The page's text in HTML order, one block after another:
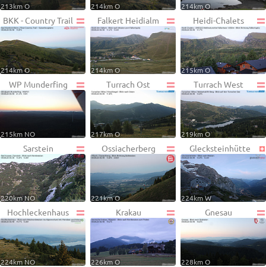
213km O 214km O 214km O
BKK - Country Trail
214km O
Falkert Heidialm
214km O
Heidi-Chalets
215km O
WP Munderfing
215km NO
Turrach Ost
217km O
Turrach West
219km O
Sarstein
220km NO
Ossiacherberg
221km O
Glecksteinhütte
224km W
Hochleckenhaus
224km NO
Krakau
226km O
Gnesau
228km O